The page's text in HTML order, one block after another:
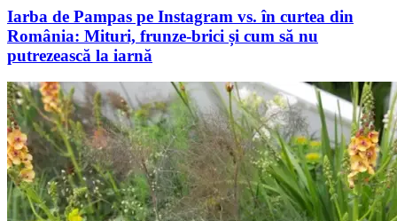
Iarba de Pampas pe Instagram vs. în curtea din
România: Mituri, frunze-brici și cum să nu
putrezească la iarnă